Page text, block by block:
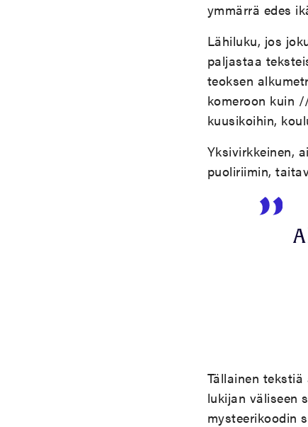
ymmärrä edes
Lähiluku, jos
paljastaa
teoksen
komeroon kuin
kuusikoihin,
Yksivirkkeinen,
puoliriimin,
Tällainen
lukijan väliseen
mysteerikoodin